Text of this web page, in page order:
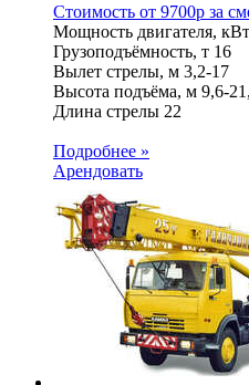
Стоимость от 9700p за
Мощность двигателя,
Грузоподъёмность, т 16
Вылет стрелы, м 3,2-17
Высота подъёма, м 9,6-
Длина стрелы 22
Подробнее »
Арендовать